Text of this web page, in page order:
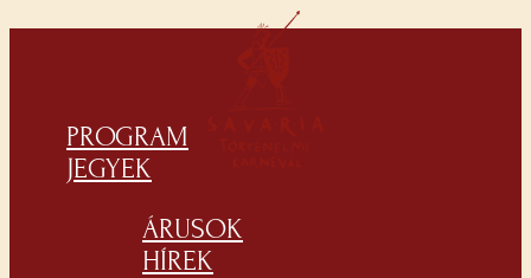
PROGRAM
JEGYEK
ÁRUSOK
HÍREK